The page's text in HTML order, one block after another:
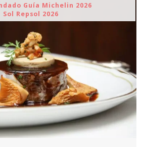
Guía Michelin 2026
Sol Repsol 2026